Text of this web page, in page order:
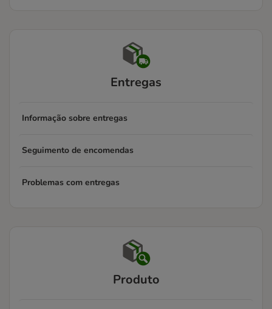
Entregas
Informação sobre entregas
Seguimento de encomendas
Problemas com entregas
Produto